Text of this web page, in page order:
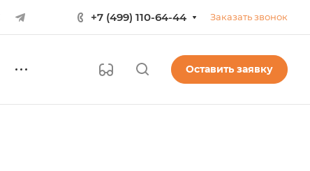
+7 (499) 110-64-44 Заказать звонок
Оставить заявку